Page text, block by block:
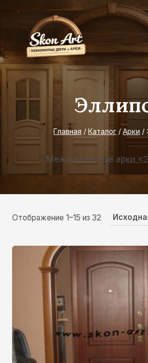
содержимому
Главная / Каталог / Арки /
Межкомнатные арки
Отображение 1–15 из 32